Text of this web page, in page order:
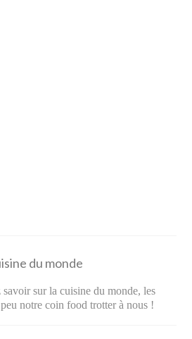
du monde
sur la cuisine du monde, les
notre coin food trotter à nous !